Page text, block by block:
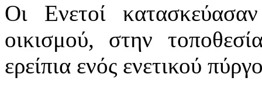
Οι Ενετοί
οικισμού, στην
ερείπια ενός ενετικού